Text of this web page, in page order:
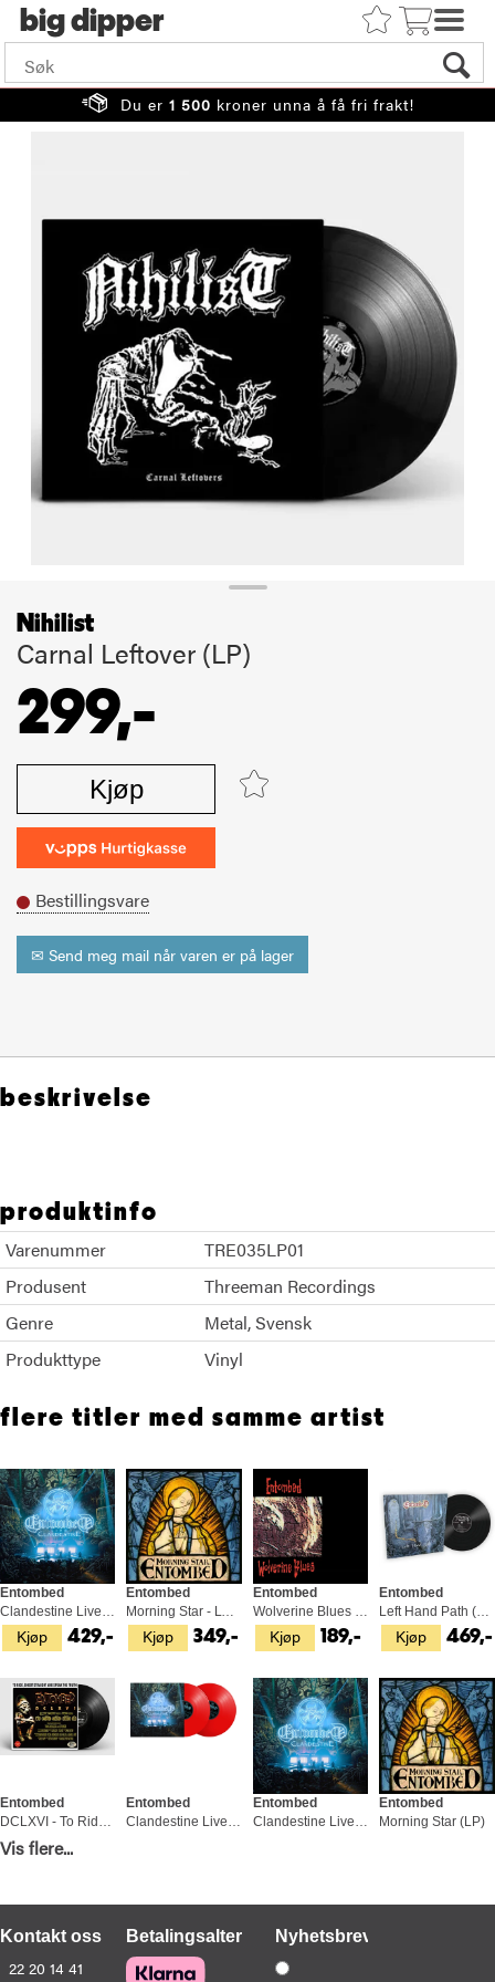
big
Du er 1 500 kroner unna å få fri frakt!
Nihilist
Carnal Leftover (LP)
299,-
Kjøp
Bestillingsvare
✉ Send meg mail når varen er på lager
beskrivelse
produktinfo
Varenummer
TRE035LP01
Produsent
Threeman Recordings
Genre
Metal Svensk
Produkttype
Vinyl
flere titler med samme artist
Kjøp
Entombed
Clandestine Live - BLÅ (2LP)
429,- Kjøp
Entombed
Morning Star - LTD (LP)
349,- Kjøp
Entombed
Wolverine Blues (CD)
189,- Kjøp
Entombed
Left Hand Path (LP)
469,-
Kjøp
Entombed
329,-
Entombed
Entombed
Entombed
Morning Star (LP)
Vis flere...
Kontakt oss
22 20 14 41
BetalingsalternativerNyhetsbrev